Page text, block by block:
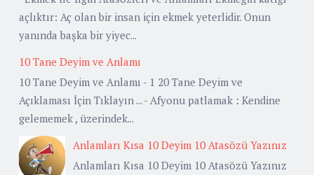
açlıktır: Aç olan bir insan için ekmek yeterlidir. Onun
yanında başka bir yiyec...
10 Tane Deyim ve Anlamı
10 Tane Deyim ve Anlamı - 1 20 Tane Deyim ve
Açıklaması İçin Tıklayın ... - Afyonu patlamak : Kendine
gelememek , üzerindek...
Anlamları Kısa 10 Deyim 10 Atasözü Yazınız
Anlamları Kısa 10 Deyim 10 Atasözü Yazınız